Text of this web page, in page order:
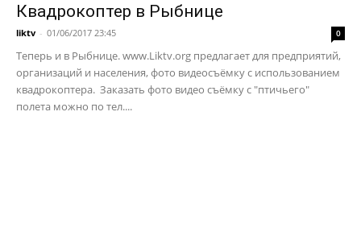
Квадрокоптер в Рыбнице
liktv - 01/06/2017 23:45 0
Теперь и в Рыбнице. www.Liktv.org предлагает для предприятий,
организаций и населения, фото видеосъёмку с использованием
квадрокоптера. Заказать фото видео съёмку с "птичьего"
полета можно по тел....